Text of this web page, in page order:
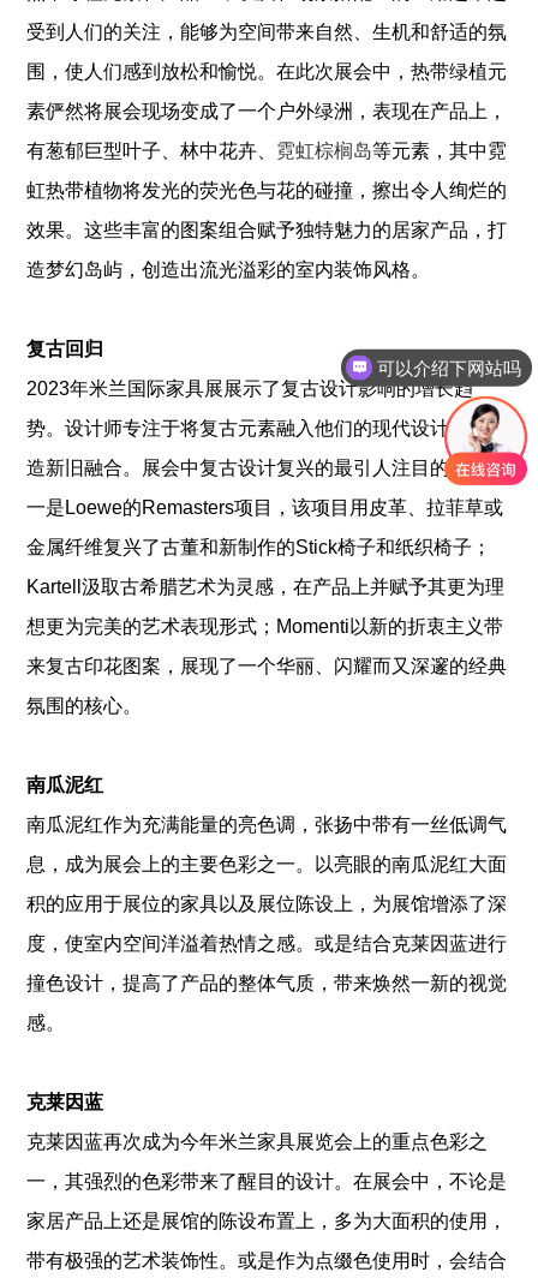
受到人们的关注，能够为空间带来自然、生机和舒适的氛
围，使人们感到放松和愉悦。在此次展会中，热带绿植元
素俨然将展会现场变成了一个户外绿洲，表现在产品上，
有葱郁巨型叶子、林中花卉、 霓虹棕榈岛等元素，其中霓
虹热带植物将发光的荧光色与花的碰撞，擦出令人绚烂的
效果。这些丰富的图案组合赋予独特魅力的居家产品，打
造梦幻岛屿，创造出流光溢彩的室内装饰风格。
复古回归
2023年米兰国际家具展展示了复古设计影响的增长趋
势。设计师专注于将复古元素融入他们的现代设计中，创
造新旧融合。展会中复古设计复兴的最引人注目的例子之
一是Loewe的Remasters项目，该项目用皮革、拉菲草或
金属纤维复兴了古董和新制作的Stick椅子和纸织椅子；
Kartell汲取古希腊艺术为灵感，在产品上并赋予其更为理
想更为完美的艺术表现形式；Momenti以新的折衷主义带
来复古印花图案，展现了一个华丽、闪耀而又深邃的经典
氛围的核心。
南瓜泥红
南瓜泥红作为充满能量的亮色调，张扬中带有一丝低调气
息，成为展会上的主要色彩之一。以亮眼的南瓜泥红大面
积的应用于展位的家具以及展位陈设上，为展馆增添了深
度，使室内空间洋溢着热情之感。或是结合克莱因蓝进行
撞色设计，提高了产品的整体气质，带来焕然一新的视觉
感。
克莱因蓝
克莱因蓝再次成为今年米兰家具展览会上的重点色彩之
一，其强烈的色彩带来了醒目的设计。在展会中，不论是
家居产品上还是展馆的陈设布置上，多为大面积的使用，
带有极强的艺术装饰性。或是作为点缀色使用时，会结合
如何了解更多资讯内容